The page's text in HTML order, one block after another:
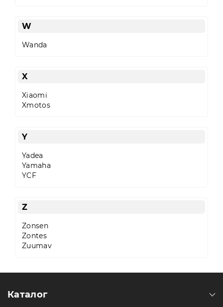
W
Wanda
X
Xiaomi
Xmotos
Y
Yadea
Yamaha
YCF
Z
Zonsen
Zontes
Zuumav
Каталог